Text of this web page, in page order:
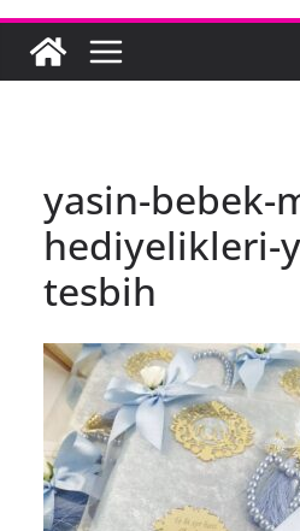
yasin-bebek-
hediyelikleri-
tesbih